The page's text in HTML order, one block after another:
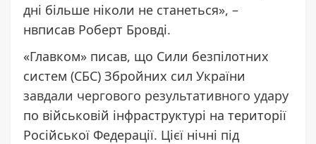
дні більше ніколи не станеться», –
нвписав Роберт Бровді.
«Главком» писав, що Сили безпілотних
систем (СБС) Збройних сил України
завдали чергового результативного удару
по військовій інфраструктурі на території
Російської Федерації. Цієї нічні під